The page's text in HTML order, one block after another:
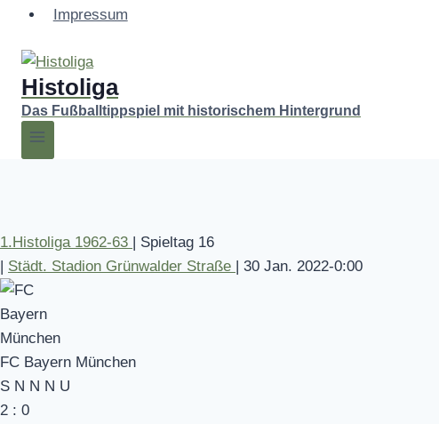
Impressum
Histoliga
Das Fußballtippspiel mit historischem Hintergrund
1.Histoliga 1962-63 | Spieltag 16
| Städt. Stadion Grünwalder Straße | 30 Jan. 2022-0:00
FC Bayern München
S N N N U
2 : 0